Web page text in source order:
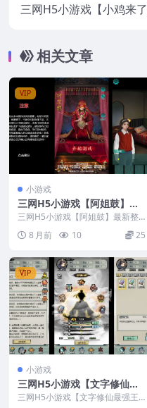
三网H5小游戏【小鸡来
相关文章
VIP
小游戏
三网H5小游戏【阿姐鼓】最
新整理Linux手工服务端+安
卓
三网H5小游戏【阿姐鼓】最新整
理Linux手工服务端+安卓
8 月前 10 25
VIP
小游戏
三网H5小游戏【文字修仙最
强王者】最新整理Linux手工
三网H5小游戏【文字修仙最强王